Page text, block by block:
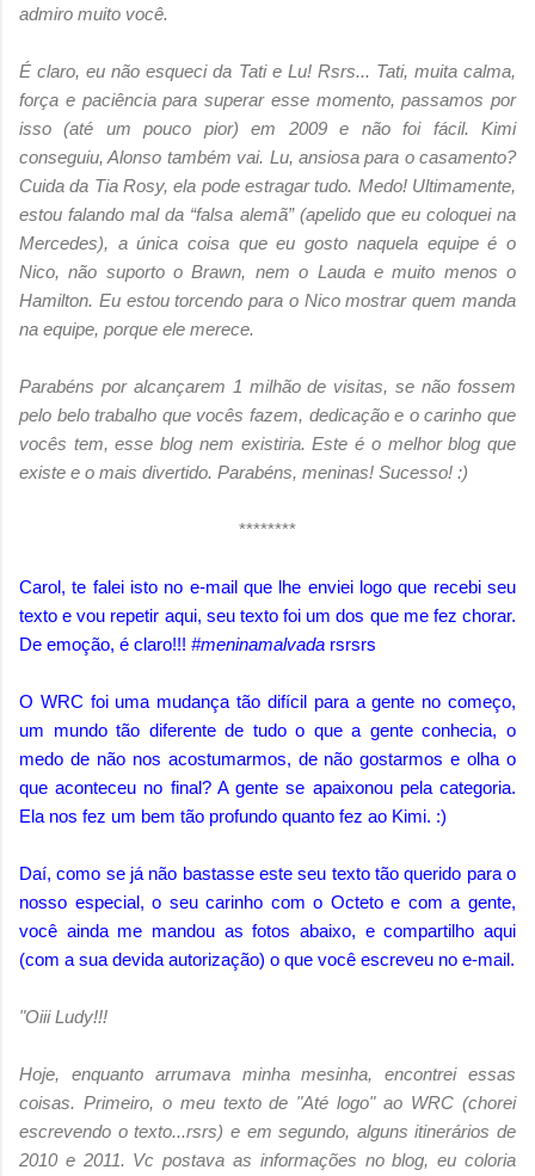
admiro muito você.
É claro, eu não esqueci da Tati e Lu! Rsrs... Tati, muita calma,
força e paciência para superar esse momento, passamos por
isso (até um pouco pior) em 2009 e não foi fácil. Kimi
conseguiu, Alonso também vai. Lu, ansiosa para o casamento?
Cuida da Tia Rosy, ela pode estragar tudo. Medo! Ultimamente,
estou falando mal da “falsa alemã” (apelido que eu coloquei na
Mercedes), a única coisa que eu gosto naquela equipe é o
Nico, não suporto o Brawn, nem o Lauda e muito menos o
Hamilton. Eu estou torcendo para o Nico mostrar quem manda
na equipe, porque ele merece.
Parabéns por alcançarem 1 milhão de visitas, se não fossem
pelo belo trabalho que vocês fazem, dedicação e o carinho que
vocês tem, esse blog nem existiria. Este é o melhor blog que
existe e o mais divertido. Parabéns, meninas! Sucesso! :)
********
Carol, te falei isto no e-mail que lhe enviei logo que recebi seu
texto e vou repetir aqui, seu texto foi um dos que me fez chorar.
De emoção, é claro!!! #meninamalvada rsrsrs
O WRC foi uma mudança tão difícil para a gente no começo,
um mundo tão diferente de tudo o que a gente conhecia, o
medo de não nos acostumarmos, de não gostarmos e olha o
que aconteceu no final? A gente se apaixonou pela categoria.
Ela nos fez um bem tão profundo quanto fez ao Kimi. :)
Daí, como se já não bastasse este seu texto tão querido para o
nosso especial, o seu carinho com o Octeto e com a gente,
você ainda me mandou as fotos abaixo, e compartilho aqui
(com a sua devida autorização) o que você escreveu no e-mail.
"Oiii Ludy!!!
Hoje, enquanto arrumava minha mesinha, encontrei essas
coisas. Primeiro, o meu texto de "Até logo" ao WRC (chorei
escrevendo o texto...rsrs) e em segundo, alguns itinerários de
2010 e 2011. Vc postava as informações no blog, eu coloria